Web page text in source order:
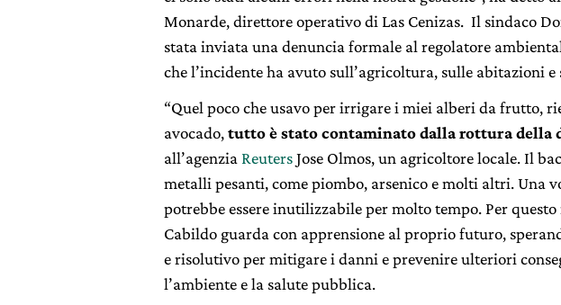
Monarde, direttore operativo di Las Cenizas. Il sindaco
stata inviata una denuncia formale al regolatore
che l’incidente ha avuto sull’agricoltura, sulle abitazioni e
“Quel poco che usavo per irrigare i miei alberi da frutto,
avocado,tutto è stato contaminato dalla rottura della
all’agenzia ReutersJose Olmos, un agricoltore locale. Il
metalli pesanti, come piombo, arsenico e molti altri. Una
potrebbe essere inutilizzabile per molto tempo. Per
Cabildo guarda con apprensione al proprio futuro,
e risolutivo per mitigare i danni e prevenire ulteriori
l’ambiente e la salute pubblica.